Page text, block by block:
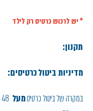
* יש לרכוש כרטיס רק לילד
תקנון:
מדיניות ביטול כרטיסים:
במקרה של ביטול כרטיסמעל